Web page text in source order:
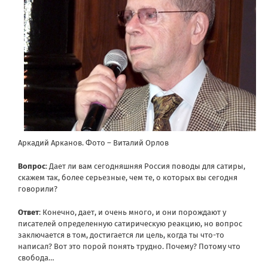
Аркадий Арканов. Фото – Виталий Орлов
Вопрос: Дает ли вам сегодняшняя Россия поводы для сатиры,
скажем так, более серьезные, чем те, о которых вы сегодня
говорили?
Ответ: Конечно, дает, и очень много, и они порождают у
писателей определенную сатирическую реакцию, но вопрос
заключается в том, достигается ли цель, когда ты что-то
написал? Вот это порой понять трудно. Почему? Потому что
свобода…